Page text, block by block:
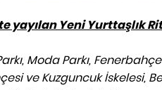
yayılan Yeni Yurttaşlık
Moda Parkı,
ve Kuzguncuk İskelesi,